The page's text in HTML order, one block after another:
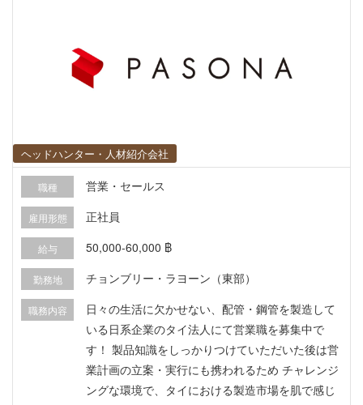
ヘッドハンター・人材紹介会社
職種 営業・セールス
雇用形態 正社員
給与 50,000-60,000 ฿
勤務地 チョンブリー・ラヨーン（東部）
職務内容
日々の生活に欠かせない、配管・鋼管を製造して
いる日系企業のタイ法人にて営業職を募集中で
す！ 製品知識をしっかりつけていただいた後は営
業計画の立案・実行にも携われるため チャレンジ
ングな環境で、タイにおける製造市場を肌で感じ